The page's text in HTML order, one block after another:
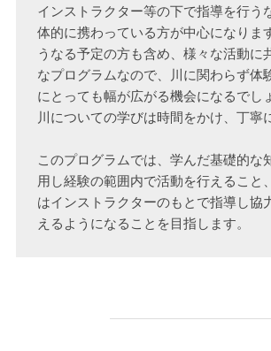
インストラクター等の下で指導を行う
体的に携わっている方が中心になりま
うなる予定の方も含め、様々な活動に
なプログラムなので、川に関わらず体
にとっても幅が広がる機会になるでし
川についての学びは時間をかけ、丁寧
このプログラムでは、学んだ基礎的な
用し経験の範囲内で活動を行えること
はインストラクターのもとで指導し協